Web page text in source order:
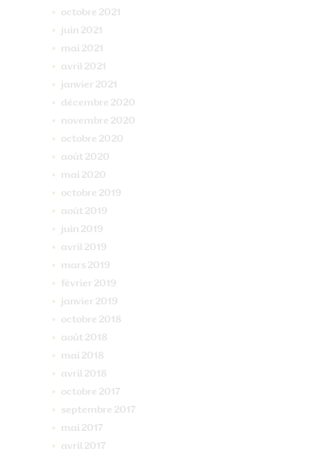
octobre 2021
juin 2021
mai 2021
avril 2021
janvier 2021
décembre 2020
novembre 2020
octobre 2020
août 2020
mai 2020
octobre 2019
août 2019
juin 2019
avril 2019
mars 2019
février 2019
janvier 2019
octobre 2018
août 2018
mai 2018
avril 2018
octobre 2017
septembre 2017
mai 2017
avril 2017